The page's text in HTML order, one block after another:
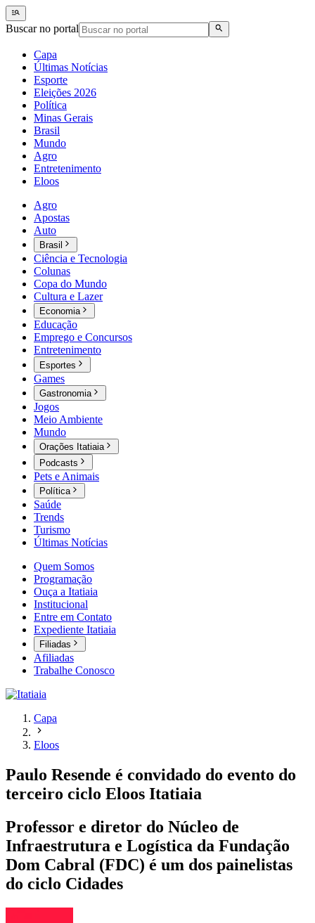
Buscar no portal
Capa
Últimas Notícias
Esporte
Eleições 2026
Política
Minas Gerais
Brasil
Mundo
Agro
Entretenimento
Eloos
Agro
Apostas
Auto
Brasil
Ciência e Tecnologia
Colunas
Copa do Mundo
Cultura e Lazer
Economia
Educação
Emprego e Concursos
Entretenimento
Esportes
Games
Gastronomia
Jogos
Meio Ambiente
Mundo
Orações Itatiaia
Podcasts
Pets e Animais
Política
Saúde
Trends
Turismo
Últimas Notícias
Quem Somos
Programação
Ouça a Itatiaia
Institucional
Entre em Contato
Expediente Itatiaia
Filiadas
Afiliadas
Trabalhe Conosco
Capa
Eloos
Paulo Resende é convidado do evento do
terceiro ciclo Eloos Itatiaia
Professor e diretor do Núcleo de
Infraestrutura e Logística da Fundação
Dom Cabral (FDC) é um dos painelistas
do ciclo Cidades